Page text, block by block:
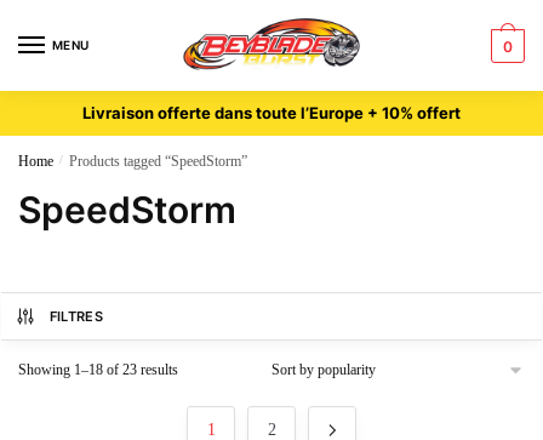
MENU 0
Livraison offerte dans toute l’Europe + 10% offert
Home / Products tagged “SpeedStorm”
SpeedStorm
FILTRES
Showing 1–18 of 23 results
1 2